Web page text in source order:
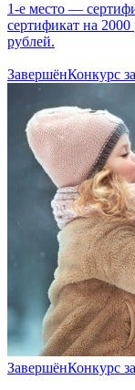
1-е место —
сертификат на
рублей.
ЗавершёнКонкурс
ЗавершёнКонкурс